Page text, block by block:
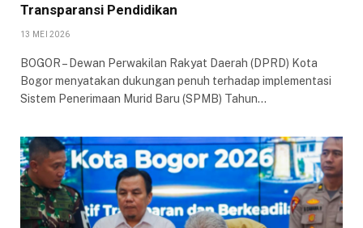
Transparansi Pendidikan
13 MEI 2026
​BOGOR – Dewan Perwakilan Rakyat Daerah (DPRD) Kota
Bogor menyatakan dukungan penuh terhadap implementasi
Sistem Penerimaan Murid Baru (SPMB) Tahun…